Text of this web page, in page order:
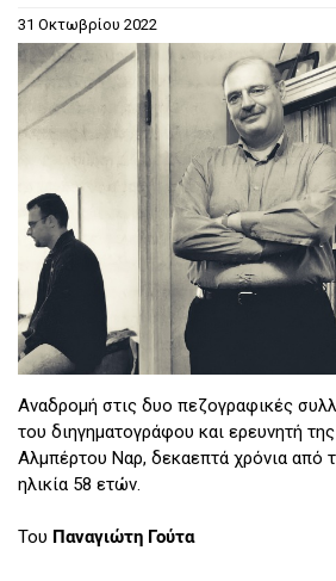
31 Οκτωβρίου 2022
Αναδρομή στις δυο πεζογραφικές
του διηγηματογράφου και ερευνητή
Αλμπέρτου Ναρ, δεκαεπτά χρόνια από
ηλικία 58 ετών.
Του Παναγιώτη Γούτα